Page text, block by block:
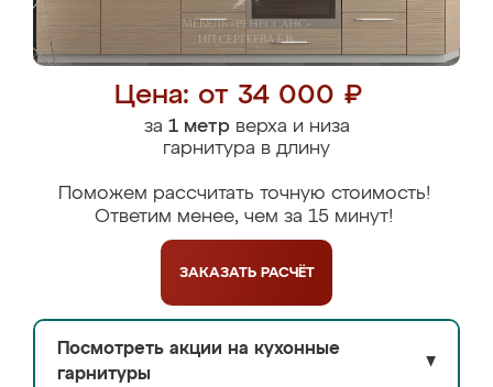
Цена: от 34 000 ₽
за 1 метрверха и низа
гарнитура в длину
Поможем рассчитать точную стоимость!
Ответим менее, чем за 15 минут!
ЗАКАЗАТЬ РАСЧЁТ
Посмотреть акции на кухонные
гарнитуры
▼